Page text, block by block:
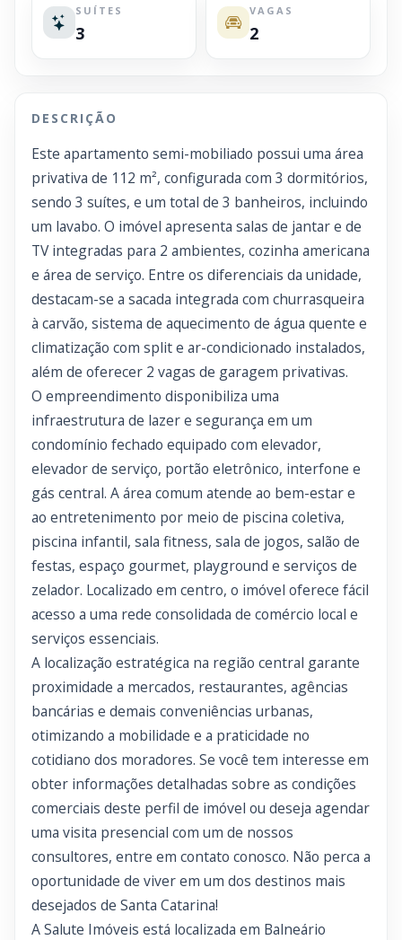
SUÍTES
3
VAGAS
2
DESCRIÇÃO
Este apartamento semi-mobiliado possui uma área
privativa de 112 m², configurada com 3 dormitórios,
sendo 3 suítes, e um total de 3 banheiros, incluindo
um lavabo. O imóvel apresenta salas de jantar e de
TV integradas para 2 ambientes, cozinha americana
e área de serviço. Entre os diferenciais da unidade,
destacam-se a sacada integrada com churrasqueira
à carvão, sistema de aquecimento de água quente e
climatização com split e ar-condicionado instalados,
além de oferecer 2 vagas de garagem privativas.
O empreendimento disponibiliza uma
infraestrutura de lazer e segurança em um
condomínio fechado equipado com elevador,
elevador de serviço, portão eletrônico, interfone e
gás central. A área comum atende ao bem-estar e
ao entretenimento por meio de piscina coletiva,
piscina infantil, sala fitness, sala de jogos, salão de
festas, espaço gourmet, playground e serviços de
zelador. Localizado em centro, o imóvel oferece fácil
acesso a uma rede consolidada de comércio local e
serviços essenciais.
A localização estratégica na região central garante
proximidade a mercados, restaurantes, agências
bancárias e demais conveniências urbanas,
otimizando a mobilidade e a praticidade no
cotidiano dos moradores. Se você tem interesse em
obter informações detalhadas sobre as condições
comerciais deste perfil de imóvel ou deseja agendar
uma visita presencial com um de nossos
consultores, entre em contato conosco. Não perca a
oportunidade de viver em um dos destinos mais
desejados de Santa Catarina!
A Salute Imóveis está localizada em Balneário